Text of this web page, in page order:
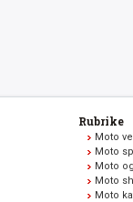
Rubrike
Moto
Moto
Moto
Moto
Moto